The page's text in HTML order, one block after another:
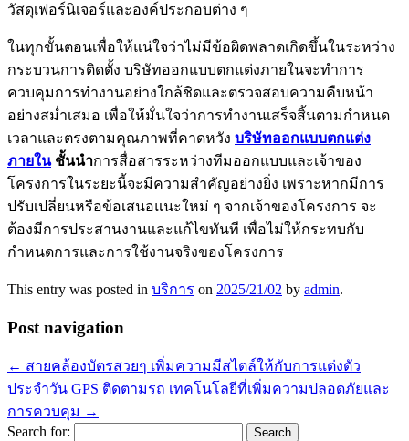
วัสดุเฟอร์นิเจอร์และองค์ประกอบต่าง ๆ
ในทุกขั้นตอนเพื่อให้แน่ใจว่าไม่มีข้อผิดพลาดเกิดขึ้นในระหว่าง
กระบวนการติดตั้ง บริษัทออกแบบตกแต่งภายในจะทำการ
ควบคุมการทำงานอย่างใกล้ชิดและตรวจสอบความคืบหน้า
อย่างสม่ำเสมอ เพื่อให้มั่นใจว่าการทำงานเสร็จสิ้นตามกำหนด
เวลาและตรงตามคุณภาพที่คาดหวัง บริษัทออกแบบตกแต่ง
ภายในชั้นนําการสื่อสารระหว่างทีมออกแบบและเจ้าของ
โครงการในระยะนี้จะมีความสำคัญอย่างยิ่ง เพราะหากมีการ
ปรับเปลี่ยนหรือข้อเสนอแนะใหม่ ๆ จากเจ้าของโครงการ จะ
ต้องมีการประสานงานและแก้ไขทันที เพื่อไม่ให้กระทบกับ
กำหนดการและการใช้งานจริงของโครงการ
This entry was posted in บริการ on 2025/21/02 by admin.
Post navigation
← สายคล้องบัตรสวยๆ เพิ่มความมีสไตล์ให้กับการแต่งตัว
ประจำวัน GPS ติดตามรถ เทคโนโลยีที่เพิ่มความปลอดภัยและ
การควบคุม →
Search for: